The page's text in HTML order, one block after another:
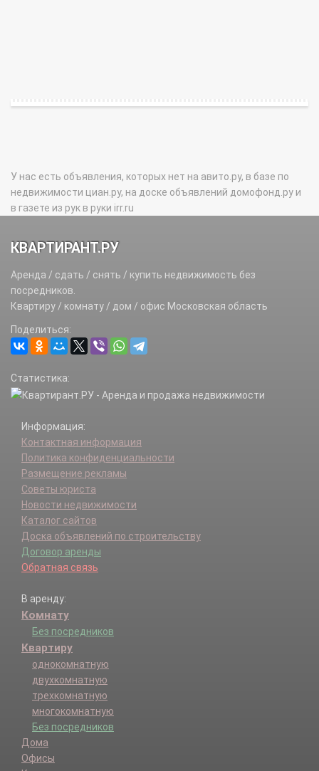
У нас есть объявления, которых нет на авито.ру, в базе по
недвижимости циан.ру, на доске объявлений домофонд.ру и
в газете из рук в руки irr.ru
КВАРТИРАНТ.РУ
Аренда / сдать / снять / купить недвижимость без
посредников.
Квартиру / комнату / дом / офис Московская область
Поделиться:
Статистика:
Информация:
Контактная информация
Политика конфиденциальности
Размещение рекламы
Советы юриста
Новости недвижимости
Каталог сайтов
Доска объявлений по строительству
Договор аренды
Обратная связь
В аренду:
Комнату
Без посредников
Квартиру
однокомнатную
двухкомнатную
трехкомнатную
многокомнатную
Без посредников
Дома
Офисы